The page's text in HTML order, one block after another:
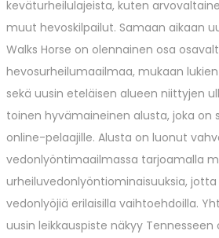
keväturheilulajeista, kuten
muut hevoskilpailut. Samaan aikaan
Walks Horse on olennainen osa
hevosurheilumaailmaa, mukaan
sekä uusin eteläisen alueen niittyjen
toinen hyvämaineinen alusta, joka on
online-pelaajille. Alusta on luonut
vedonlyöntimaailmassa tarjoamalla
urheiluvedonlyöntiominaisuuksia,
vedonlyöjiä erilaisilla vaihtoehdoilla.
uusin leikkauspiste näkyy Tennesseen